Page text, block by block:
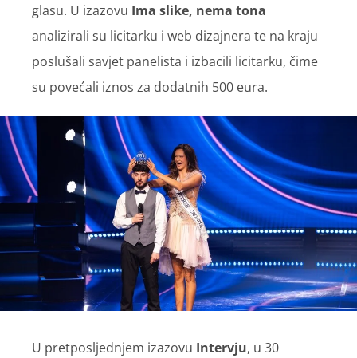
glasu. U izazovu Ima slike, nema tona
analizirali su licitarku i web dizajnera te na kraju
poslušali savjet panelista i izbacili licitarku, čime
su povećali iznos za dodatnih 500 eura.
U pretposljednjem izazovu Intervju, u 30